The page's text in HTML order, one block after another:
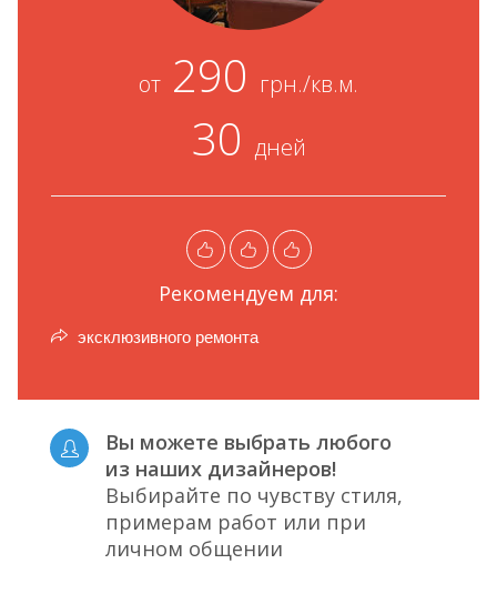
от 290 грн./кв.м.
30 дней
Рекомендуем для:
эксклюзивного ремонта
Вы можете выбрать любого
из наших дизайнеров!
Выбирайте по чувству стиля,
примерам работ или при
личном общении